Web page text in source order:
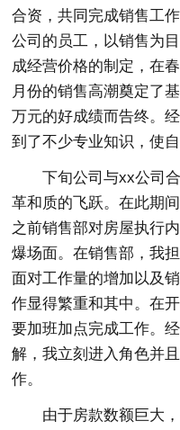
合资，共同完成销售工
公司的员工，以销售为
成经营价格的制定，在
月份的销售高潮奠定了
万元的好成绩而告终。
到了不少专业知识，使
下旬公司与xx公司
革和质的飞跃。在此期
之前销售部对房屋执行
爆场面。在销售部，我
面对工作量的增加以及
作显得繁重和其中。在
要加班加点完成工作。
解，我立刻进入角色并
作。
由于房款数额巨大